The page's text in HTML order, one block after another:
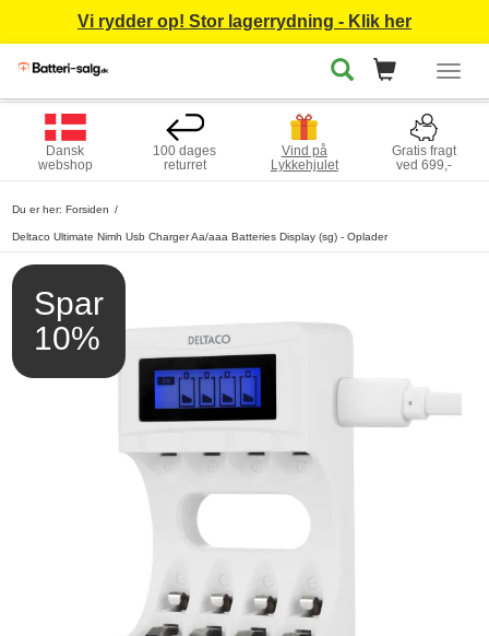
Vi rydder op! Stor lagerrydning - Klik her
Dansk
webshop
100 dages
returret
Vind på
Lykkehjulet
Gratis fragt
ved 699,-
Du er her: Forsiden
Deltaco Ultimate Nimh Usb Charger Aa/aaa Batteries Display (sg) - Oplader
Spar
10%